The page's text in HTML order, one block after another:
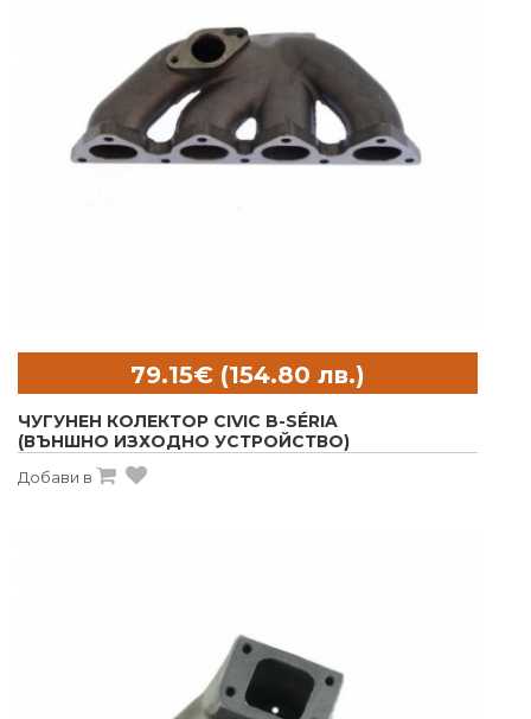
ЧУГУНЕН КОЛЕКТОР CIVIC B-SÉRIA
(ВЪНШНО ИЗХОДНО УСТРОЙСТВО)
Добави в